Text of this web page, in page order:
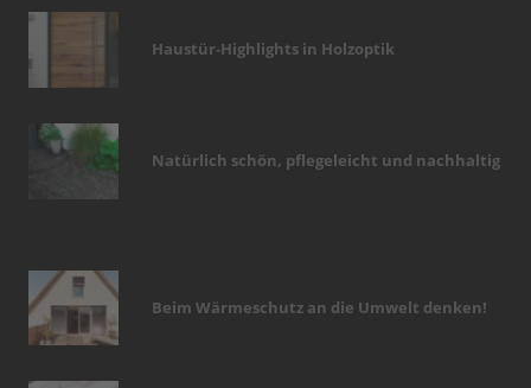
Haustür-Highlights in Holzoptik
Natürlich schön, pflegeleicht und nachhaltig
Beim Wärmeschutz an die Umwelt denken!